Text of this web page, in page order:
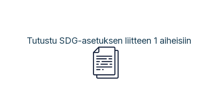
Tutustu SDG-asetuksen liitteen 1 aiheisiin